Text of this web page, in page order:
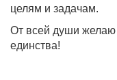
целям и задачам.
От всей души желаю
единства!